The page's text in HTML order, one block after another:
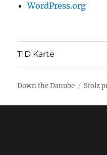
WordPress.org
TID Karte
Down the Danube Stolz